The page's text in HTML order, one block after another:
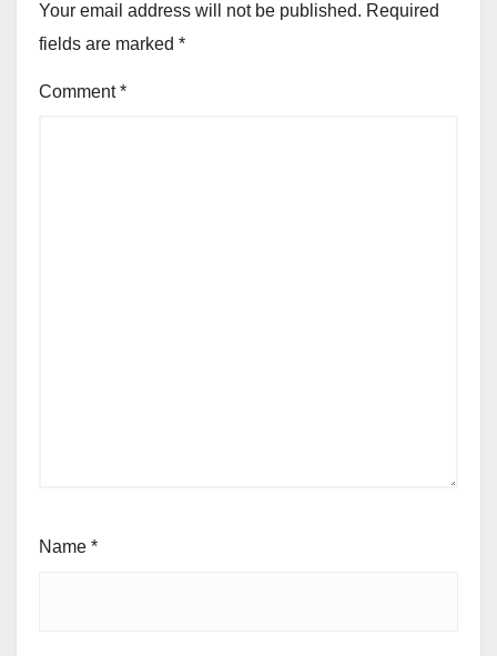
Your email address will not be published. Required
fields are marked *
Comment*
Name *